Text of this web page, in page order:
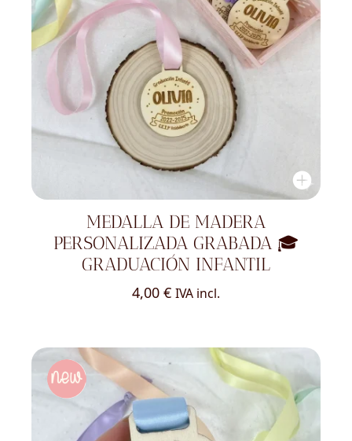
MEDALLA DE MADERA
PERSONALIZADA GRABADA 🎓
GRADUACIÓN INFANTIL
4,00 € IVA incl.